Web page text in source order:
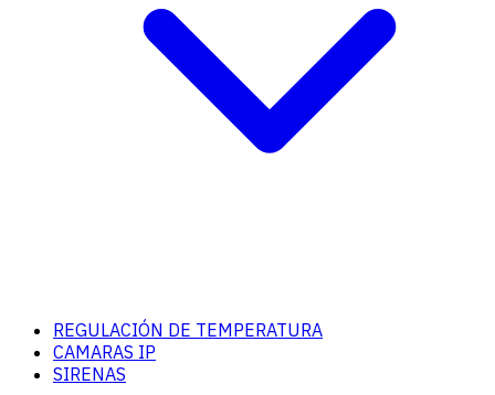
REGULACIÓN DE TEMPERATURA
CAMARAS IP
SIRENAS